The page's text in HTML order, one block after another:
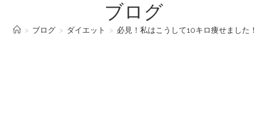
ブログ
> ブログ > ダイエット > 必見！私はこうして10キロ痩せました！ |